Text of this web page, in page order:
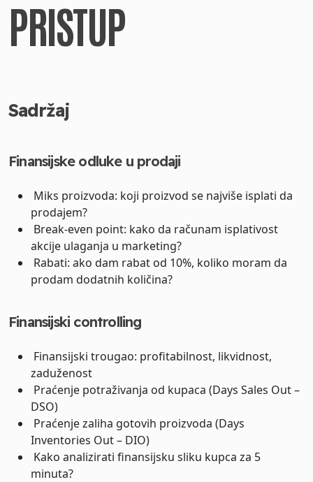
PRISTUP
Sadržaj
Finansijske odluke u prodaji
Miks proizvoda: koji proizvod se najviše isplati da
prodajem?
Break-even point: kako da računam isplativost
akcije ulaganja u marketing?
Rabati: ako dam rabat od 10%, koliko moram da
prodam dodatnih količina?
Finansijski controlling
Finansijski trougao: profitabilnost, likvidnost,
zaduženost
Praćenje potraživanja od kupaca (Days Sales Out –
DSO)
Praćenje zaliha gotovih proizvoda (Days
Inventories Out – DIO)
Kako analizirati finansijsku sliku kupca za 5
minuta?